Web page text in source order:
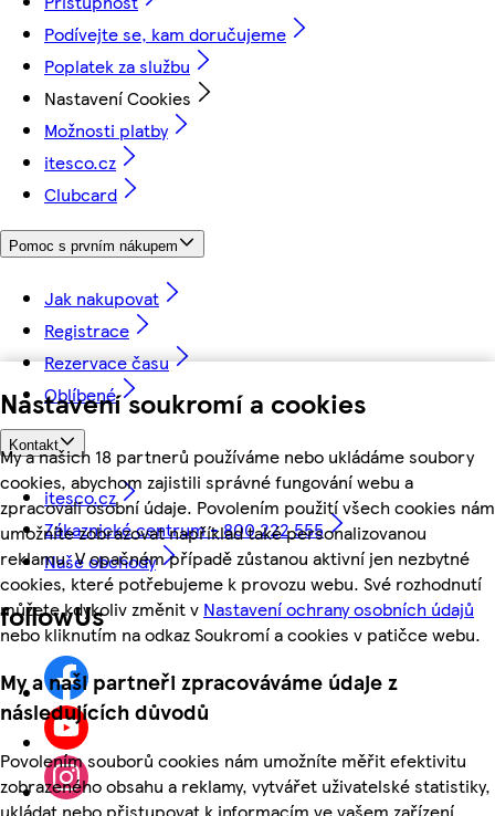
Nastavení soukromí a cookies
My a našich 18 partnerů používáme nebo ukládáme soubory
cookies, abychom zajistili správné fungování webu a
zpracovali osobní údaje. Povolením použití všech cookies nám
umožníte zobrazovat například také personalizovanou
reklamu. V opačném případě zůstanou aktivní jen nezbytné
cookies, které potřebujeme k provozu webu. Své rozhodnutí
můžete kdykoliv změnit v Nastavení ochrany osobních údajů
nebo kliknutím na odkaz Soukromí a cookies v patičce webu.
My a naši partneři zpracováváme údaje z
následujících důvodů
Povolením souborů cookies nám umožníte měřit efektivitu
zobrazeného obsahu a reklamy, vytvářet uživatelské statistiky,
Podívejte se, kam doručujeme
Poplatek za službu
Nastavení Cookies
Možnosti platby
itesco.cz
Clubcard
Pomoc s prvním nákupem
Jak nakupovat
Registrace
Rezervace času
Oblíbené
Kontakt
itesco.cz
Zákaznické centrum - 800 222 555
Naše obchody
followUs